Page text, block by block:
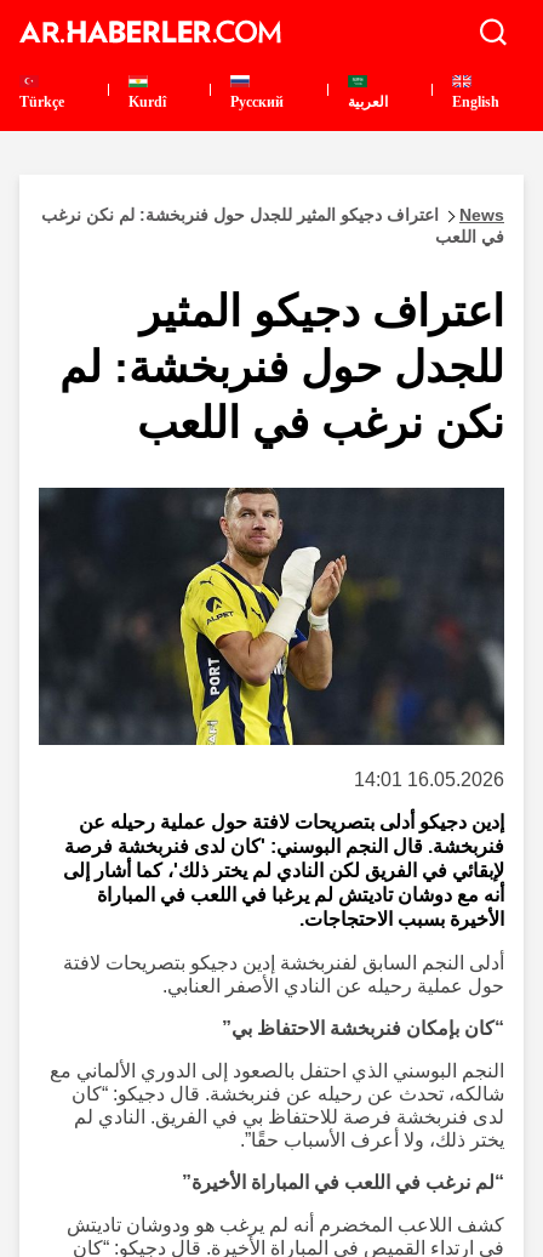
English العربية Pусский
Kurdî
Türkçe
News
اعتراف دجيكو المثير للجدل حول فنربخشة: لم نكن نرغب
في اللعب
اعتراف دجيكو المثير
للجدل حول فنربخشة: لم
نكن نرغب في اللعب
16.05.2026 14:01
إدين دجيكو أدلى بتصريحات لافتة حول عملية رحيله عن
فنربخشة. قال النجم البوسني: 'كان لدى فنربخشة فرصة
لإبقائي في الفريق لكن النادي لم يختر ذلك'، كما أشار إلى
أنه مع دوشان تاديتش لم يرغبا في اللعب في المباراة
الأخيرة بسبب الاحتجاجات.
أدلى النجم السابق لفنربخشة إدين دجيكو بتصريحات لافتة
حول عملية رحيله عن النادي الأصفر العنابي.
“كان بإمكان فنربخشة الاحتفاظ بي”
النجم البوسني الذي احتفل بالصعود إلى الدوري الألماني مع
شالكه، تحدث عن رحيله عن فنربخشة. قال دجيكو: “كان
لدى فنربخشة فرصة للاحتفاظ بي في الفريق. النادي لم
يختر ذلك، ولا أعرف الأسباب حقًا”.
“لم نرغب في اللعب في المباراة الأخيرة”
كشف اللاعب المخضرم أنه لم يرغب هو ودوشان تاديتش
في ارتداء القميص في المباراة الأخيرة. قال دجيكو: “كان